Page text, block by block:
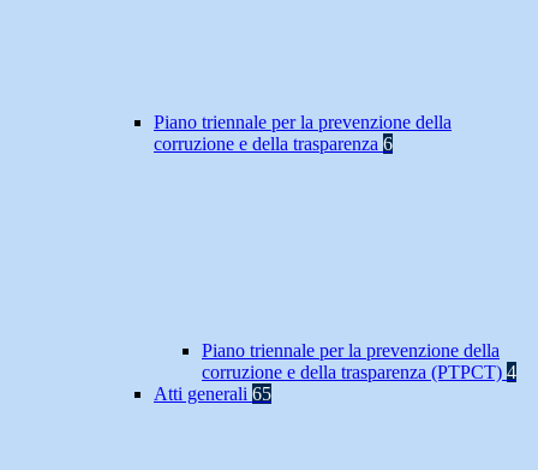
Piano triennale per la prevenzione della
corruzione e della trasparenza 6
Piano triennale per la prevenzione della
corruzione e della trasparenza (PTPCT) 4
Atti generali 65